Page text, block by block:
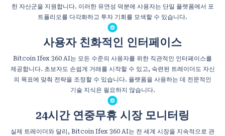
한 자산군을 지원합니다. 이러한 유연성 덕분에 사용자는 단일 플랫폼에서 포
트폴리오를 다각화하고 투자 기회를 모색할 수 있습니다.
사용자 친화적인 인터페이스
Bitcoin Ifex 360 AI는 모든 수준의 사용자를 위한 직관적인 인터페이스를
제공합니다. 초보자도 손쉽게 거래를 시작할 수 있고, 숙련된 트레이더도 자신
의 목표에 맞춰 전략을 조정할 수 있습니다. 플랫폼을 사용하는 데 전문적인
기술 지식은 필요하지 않습니다.
24시간 연중무휴 시장 모니터링
실제 트레이더와 달리, Bitcoin Ifex 360 AI는 전 세계 시장을 지속적으로 관